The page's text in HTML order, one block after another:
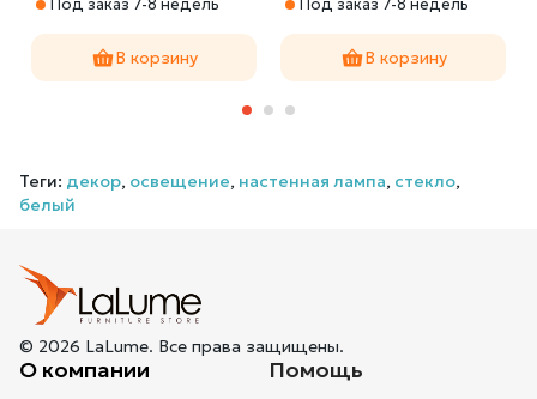
Под заказ 7-8 недель
В корзину
Под заказ 7-8 недель
В корзину
Теги: декор, освещение, настенная лампа, стекло,
белый
© 2026 LaLume. Все права защищены.
О компании Помощь